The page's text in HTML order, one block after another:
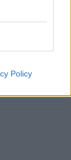
Policy
της
μωρά
ψυχίατρο